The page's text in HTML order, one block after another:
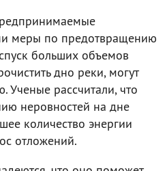
меры по предотвращению
больших объемов
дно реки, могут
Ученые рассчитали, что
неровностей на дне
количество энергии
отложений.